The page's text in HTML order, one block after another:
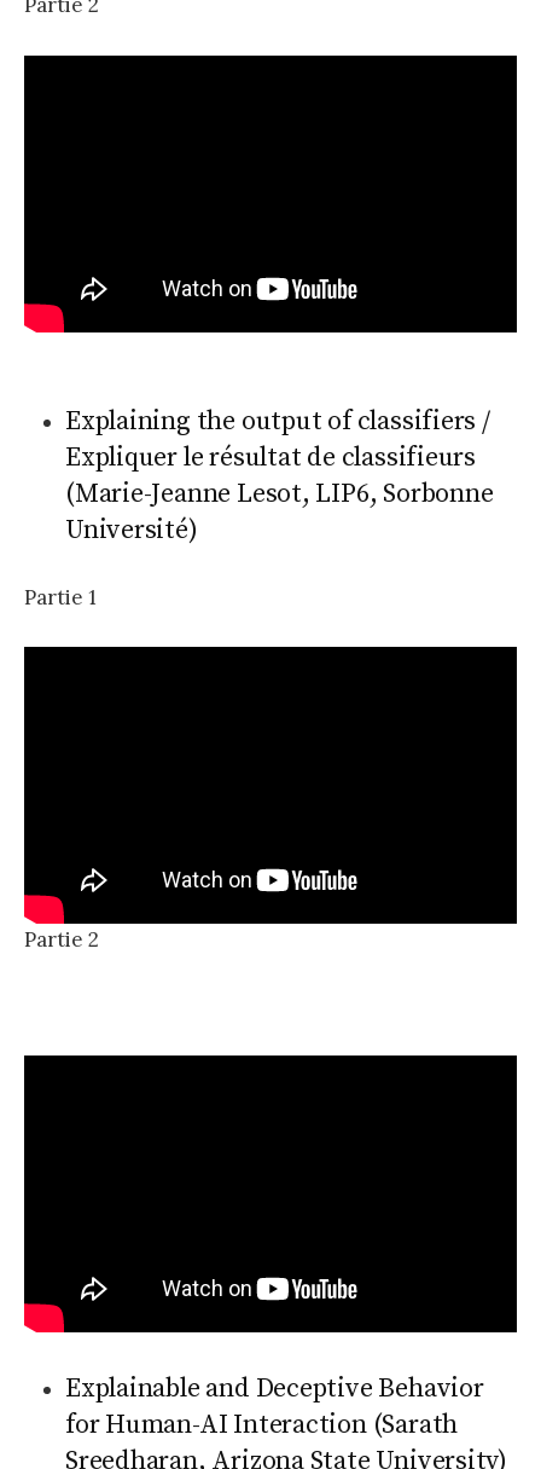
Explaining the output of classifiers /
Expliquer le résultat de classifieurs
(Marie-Jeanne Lesot, LIP6, Sorbonne
Université)
Partie 1
Partie 2
Explainable and Deceptive Behavior
for Human-AI Interaction (Sarath
Sreedharan, Arizona State University)